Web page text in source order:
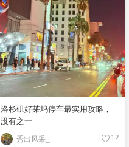
洛杉矶好莱坞停车最实用攻略，
没有之一
秀出风采_ 12